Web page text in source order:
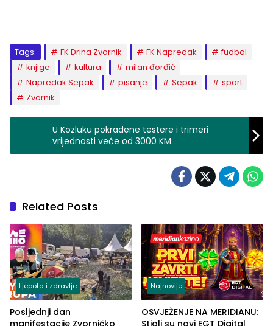
Tags: FK Drina Zvornik FK Napredak
fudbal
knjige
kultura
milan đorđić
Napredak Sepak
pisanje Sepak
sport
Zvornik
U Kozluku pokradene testere i trimeri
vrijednosti veće od 3000 KM
Related Posts
Ljepota i zdravlje
Posljednji dan
manifestacije Zvorničko
Najnovije
OSVJEŽENJE NA MERIDIANU:
Stigli su novi EGT Digital